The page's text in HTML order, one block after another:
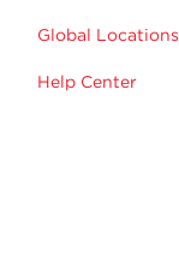
Global Locations
Help Center